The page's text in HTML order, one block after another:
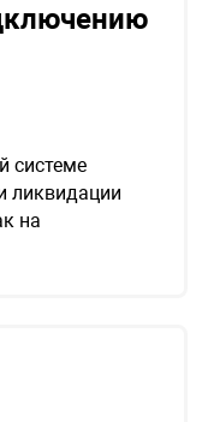
системе
ликвидации
на